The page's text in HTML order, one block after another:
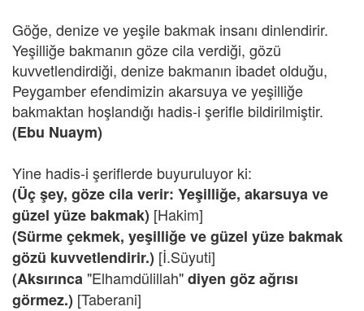
Göğe, denize ve yeşile bakmak insanı dinlendirir.
Yeşilliğe bakmanın göze cila verdiği, gözü
kuvvetlendirdiği, denize bakmanın ibadet olduğu,
Peygamber efendimizin akarsuya ve yeşilliğe
bakmaktan hoşlandığı hadis-i şerifle bildirilmiştir.
(Ebu Nuaym)
Yine hadis-i şeriflerde buyuruluyor ki:
(Üç şey, göze cila verir: Yeşilliğe, akarsuya ve
güzel yüze bakmak) [Hakim]
(Sürme çekmek, yeşilliğe ve güzel yüze bakmak
gözü kuvvetlendirir.) [İ.Süyuti]
(Aksırınca "Elhamdülillah"diyen göz ağrısı
görmez.) [Taberani]